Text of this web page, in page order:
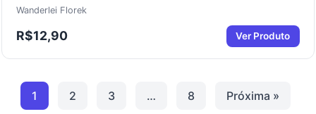
Wanderlei Florek
R$12,90 Ver Produto
1 2 3 … 8 Próxima »